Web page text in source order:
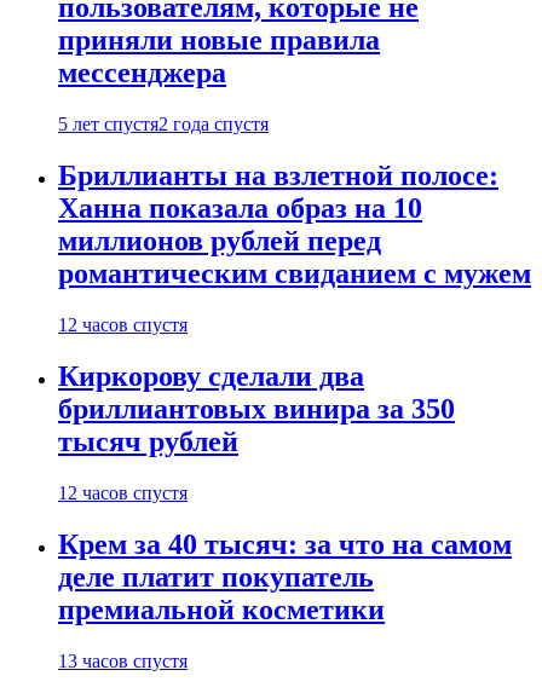
пользователям, которые не
приняли новые правила
мессенджера
5 лет спустя2 года спустя
Бриллианты на взлетной полосе:
Ханна показала образ на 10
миллионов рублей перед
романтическим свиданием с мужем
12 часов спустя
Киркорову сделали два
бриллиантовых винира за 350
тысяч рублей
12 часов спустя
Крем за 40 тысяч: за что на самом
деле платит покупатель
премиальной косметики
13 часов спустя